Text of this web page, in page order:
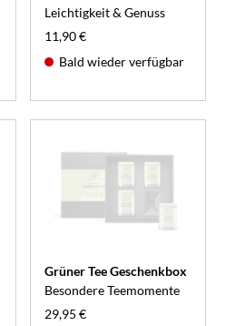
Leichtigkeit & Genuss
11,90 €
Bald wieder verfügbar
Grüner Tee Geschenkbox
Besondere Teemomente
29,95 €